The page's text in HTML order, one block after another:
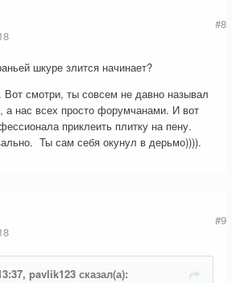
#8
шкуре злится начинает?
смотри, ты совсем не давно называл
а нас всех просто форумчанами. И вот
приклеить плитку на пену.
Ты сам себя окунул в дерьмо)))).
#9
pavlik123 сказал(а):